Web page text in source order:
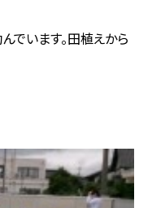
でいます。田植えから